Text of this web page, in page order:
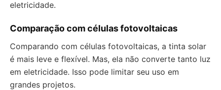
eletricidade.
Comparação com células fotovoltaicas
Comparando com células fotovoltaicas, a tinta solar
é mais leve e flexível. Mas, ela não converte tanto luz
em eletricidade. Isso pode limitar seu uso em
grandes projetos.